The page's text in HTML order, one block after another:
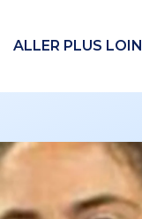
ALLER PLUS LOIN